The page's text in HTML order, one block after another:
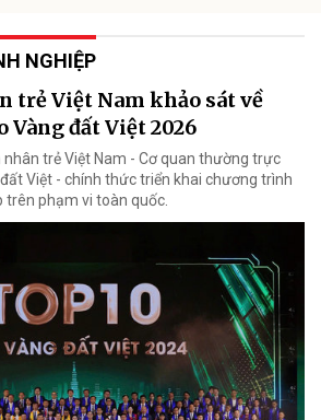
NGHIỆP
trẻ Việt Nam khảo sát về
Vàng đất Việt 2026
nhân trẻ Việt Nam - Cơ quan thường trực
Việt - chính thức triển khai chương trình
trên phạm vi toàn quốc.